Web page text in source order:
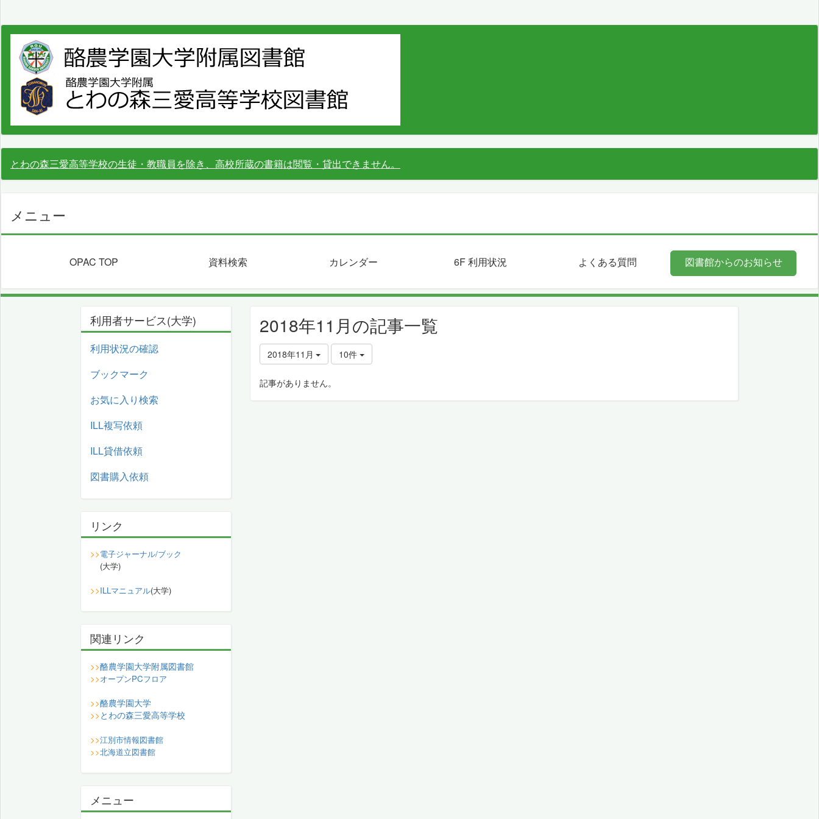
とわの森三愛高等学校の生徒・教職員を除き、高校所蔵の書籍は閲覧・貸出できません。
メニュー
OPAC TOP 資料検索 カレンダー 6F 利用状況 よくある質問 図書館からのお知らせ
2018年11月の記事一覧
2018年11月 10件
記事がありません。
利用者サービス(大学)
利用状況の確認
ブックマーク
お気に入り検索
ILL複写依頼
ILL貸借依頼
図書購入依頼
リンク
>>電子ジャーナル/ブック
(大学)
>>ILLマニュアル(大学)
関連リンク
>>酪農学園大学附属図書館
>>オープンPCフロア
>>酪農学園大学
>> とわの森三愛高等学校
>>江別市情報図書館
>>北海道立図書館
メニュー